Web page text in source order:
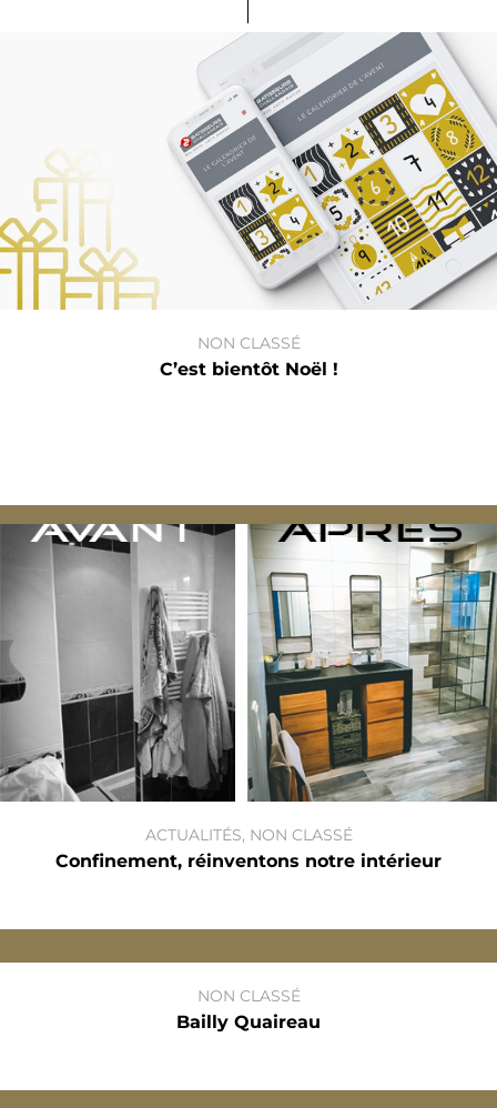
NON CLASSÉ
C’est bientôt Noël !
ACTUALITÉS, NON CLASSÉ
Confinement, réinventons notre intérieur
NON CLASSÉ
Bailly Quaireau